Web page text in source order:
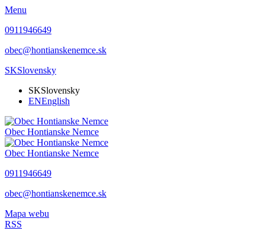
Menu
0911946649
obec@hontianskenemce.sk
SKSlovensky
SKSlovensky
ENEnglish
Obec Hontianske Nemce
Obec Hontianske Nemce
0911946649
obec@hontianskenemce.sk
Mapa webu
RSS